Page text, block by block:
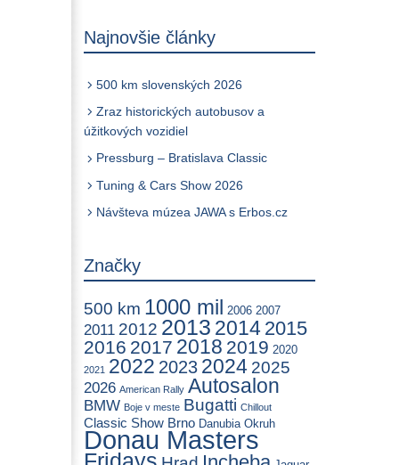
Najnovšie články
500 km slovenských 2026
Zraz historických autobusov a
úžitkových vozidiel
Pressburg – Bratislava Classic
Tuning & Cars Show 2026
Návšteva múzea JAWA s Erbos.cz
Značky
500 km 1000 mil 2006 2007
2011 2012 2013 2014 2015
2016 2017 2018 2019 2020
2021 2022 2023 2024 2025
2026 American Rally Autosalon
BMW Boje v meste Bugatti Chillout
Classic Show Brno Danubia Okruh
Donau Masters